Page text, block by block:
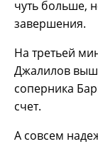
чуть больше,
завершения.
На третьей
Джалилов
соперника
счет.
А совсем